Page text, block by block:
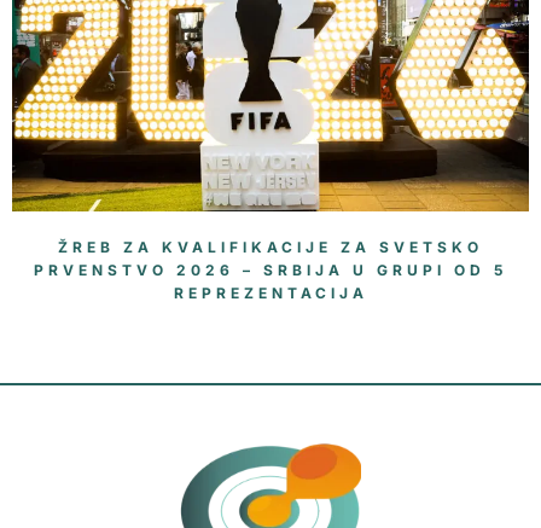
ŽREB ZA KVALIFIKACIJE ZA SVETSKO
PRVENSTVO 2026 – SRBIJA U GRUPI OD 5
REPREZENTACIJA